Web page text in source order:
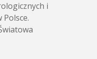
i